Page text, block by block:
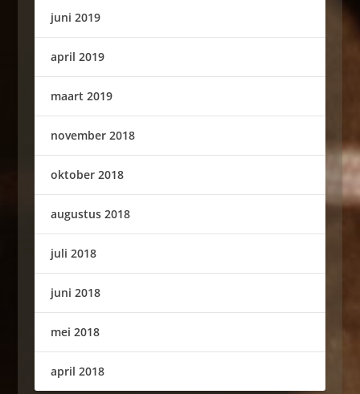
juni 2019
april 2019
maart 2019
november 2018
oktober 2018
augustus 2018
juli 2018
juni 2018
mei 2018
april 2018